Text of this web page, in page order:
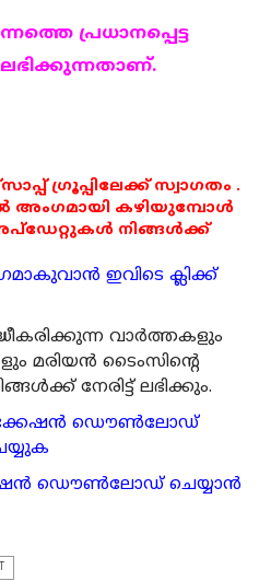
പ്രധാനപ്പെട്ട
ഗ്രൂപ്പിലേക്ക് സ്വാഗതം .
അംഗമായി കഴിയുമ്പോൾ
നിങ്ങൾക്ക്
ഇവിടെ ക്ലിക്ക്
വാര്‍ത്തകളും
മരിയന്‍ ടൈംസിന്റെ
നേരിട്ട് ലഭിക്കും.
ഡൌണ്‍ലോഡ്
ഡൌണ്‍ലോഡ് ചെയ്യാന്‍